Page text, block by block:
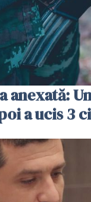
anexată:
a ucis 3